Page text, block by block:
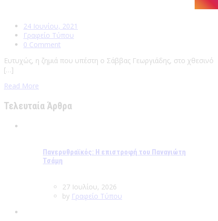
24 Ιουνίου, 2021
Γραφείο Τύπου
0 Comment
Ευτυχώς, η ζημιά που υπέστη ο Σάββας Γεωργιάδης, στο χθεσινό
[…]
Read More
Τελευταία Άρθρα
Πανερυθραϊκός: Η επιστροφή του Παναγιώτη
Τσάμη
27 Ιουλίου, 2026
by Γραφείο Τύπου